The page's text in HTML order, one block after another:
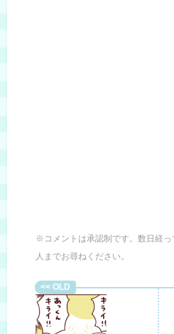
※コメントは承認制です。数日経
人までお尋ねください。